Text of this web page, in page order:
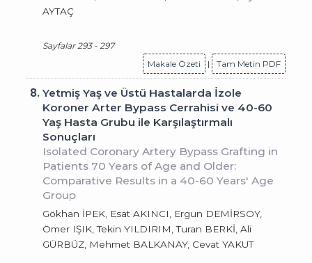
AYTAÇ
Sayfalar 293 - 297
Makale Özeti
| Tam Metin PDF
8.Yetmiş Yaş ve Üstü Hastalarda İzole
Koroner Arter Bypass Cerrahisi ve 40-60
Yaş Hasta Grubu ile Karşılaştırmalı
Sonuçları
Isolated Coronary Artery Bypass Grafting in
Patients 70 Years of Age and Older:
Comparative Results in a 40-60 Years' Age
Group
Gökhan İPEK, Esat AKINCI, Ergun DEMİRSOY,
Ömer IŞIK, Tekin YILDIRIM, Turan BERKİ, Ali
GÜRBÜZ, Mehmet BALKANAY, Cevat YAKUT